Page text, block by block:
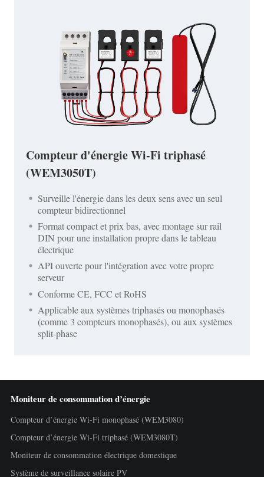
Compteur d'énergie Wi-Fi triphasé
(WEM3050T)
Surveille l'énergie dans les deux sens avec un seul
compteur bidirectionnel
Format compact et prix bas, avec montage sur rail
DIN pour une installation propre dans le tableau
électrique
API ouverte pour l'intégration avec votre propre
serveur
Conforme CE, FCC et RoHS
Applicable aux systèmes triphasés ou monophasés
(comme 3 compteurs monophasés), ou aux systèmes
split-phase
Moniteur de consommation d’énergie
Compteur d’énergie Wi-Fi monophasé (WEM3080)
Compteur d’énergie Wi-Fi triphasé (WEM3080T)
Moniteur de consommation électrique domestique
Système de surveillance solaire PV